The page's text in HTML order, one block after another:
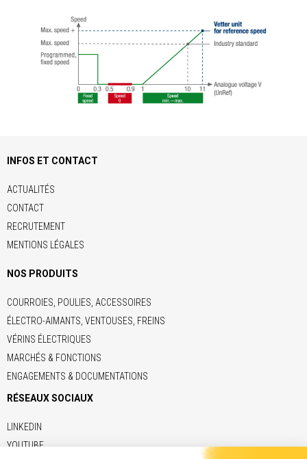
INFOS ET CONTACT
ACTUALITÉS
CONTACT
RECRUTEMENT
MENTIONS LÉGALES
NOS PRODUITS
COURROIES, POULIES, ACCESSOIRES
ÉLECTRO-AIMANTS, VENTOUSES, FREINS
VÉRINS ÉLECTRIQUES
MARCHÉS & FONCTIONS
ENGAGEMENTS & DOCUMENTATIONS
RÉSEAUX SOCIAUX
LINKEDIN
YOUTUBE